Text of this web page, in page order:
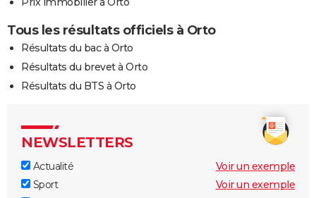
Tous les résultats officiels à Orto
Résultats du bac à Orto
Résultats du brevet à Orto
Résultats du BTS à Orto
NEWSLETTERS
Actualité
Voir un exemple
Sport
Voir un exemple